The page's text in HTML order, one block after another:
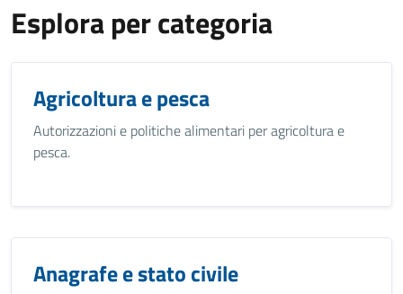
Esplora per categoria
Agricoltura e pesca
Autorizzazioni e politiche alimentari per agricoltura e
pesca.
Anagrafe e stato civile